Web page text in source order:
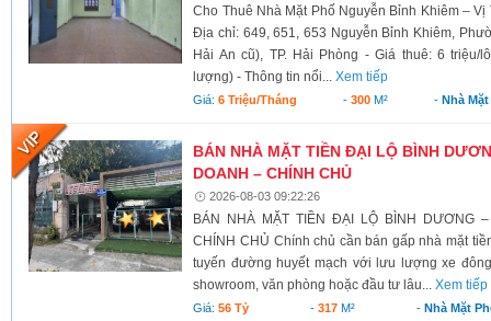
Cho Thuê Nhà Mặt Phố Nguyễn Bỉnh Khiêm –
Địa chỉ: 649, 651, 653 Nguyễn Bỉnh Khiêm,
Hải An cũ), TP. Hải Phòng - Giá thuê: 6 triệu/
lượng) - Thông tin nổi...Xem tiếp
Giá:6 Triệu/tháng -300 M² - Nhà
BÁN NHÀ MẶT TIỀN ĐẠI LỘ BÌNH
DOANH – CHÍNH CHỦ
2026-08-03 09:22:26
BÁN NHÀ MẶT TIỀN ĐẠI LỘ BÌNH DƯƠNG
CHÍNH CHỦ Chính chủ cần bán gấp nhà mặt
tuyến đường huyết mạch với lưu lượng xe
showroom, văn phòng hoặc đầu tư lâu...Xem tiếp
Giá:56 Tỷ -317 M² - Nhà Mặt